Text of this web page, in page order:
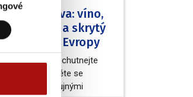
Morava: víno,
zámky a skrytý
střední Evropy
skvělá vína, ochutnejte
jídlo a projděte se
zámky s bujnými